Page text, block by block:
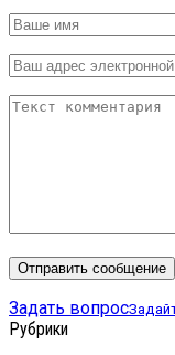
Задать вопрос
Рубрики